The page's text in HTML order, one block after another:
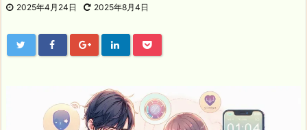
2025年4月24日 2025年8月4日